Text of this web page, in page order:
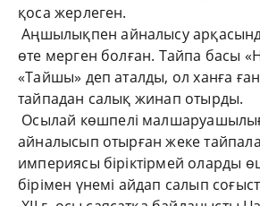
қоса жерлеген.
Аңшылықпен айналысу
өте мерген болған. Тайпа басы
«Тайшы» деп аталды, ол ханға
тайпадан салық жинап отырды.
Осылай көшпелі
айналысып отырған жеке
империясы біріктірмей оларды
бірімен үнемі айдап салып